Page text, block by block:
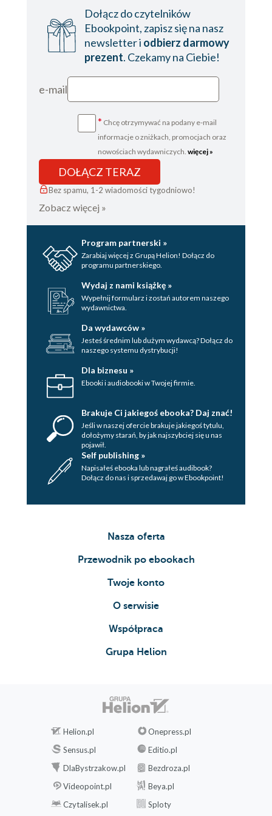
Dołącz do czytelników
Ebookpoint, zapisz się na nasz
newsletter i odbierz darmowy
prezent. Czekamy na Ciebie!
e-mail
* Chcę otrzymywać na podany e-mail
informacje o zniżkach, promocjach oraz
nowościach wydawniczych. więcej »
DOŁĄCZ TERAZ
Bez spamu, 1-2 wiadomości tygodniowo!
Zobacz więcej »
Program partnerski »
Zarabiaj więcej z Grupą Helion! Dołącz do
programu partnerskiego.
Wydaj z nami książkę »
Wypełnij formularz i zostań autorem naszego
wydawnictwa.
Da wydawców »
Jesteś średnim lub dużym wydawcą? Dołącz do
naszego systemu dystrybucji!
Dla biznesu »
Ebooki i audiobooki w Twojej firmie.
Brakuje Ci jakiegoś ebooka? Daj znać!
Jeśli w naszej ofercie brakuje jakiegoś tytulu,
dołożymy starań, by jak najszybciej się u nas
pojawił.
Self publishing »
Napisałeś ebooka lub nagrałeś audibook?
Dołącz do nas i sprzedawaj go w Ebookpoint!
Nasza oferta
Przewodnik po ebookach
Twoje konto
O serwisie
Współpraca
Grupa Helion
Helion.pl
Onepress.pl
Sensus.pl
Editio.pl
DlaBystrzakow.pl
Bezdroza.pl
Videopoint.pl
Beya.pl
Czytalisek.pl
Sploty